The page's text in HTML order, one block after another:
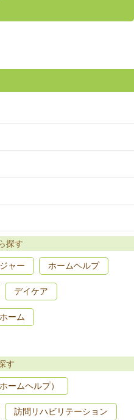
探す
ャー ホームヘルプ
デイケア
ーム
す
ームヘルプ）
訪問リハビリテーション